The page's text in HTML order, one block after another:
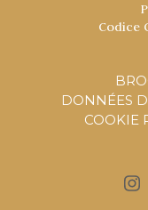
Codice
DONNÉES
COOKIE